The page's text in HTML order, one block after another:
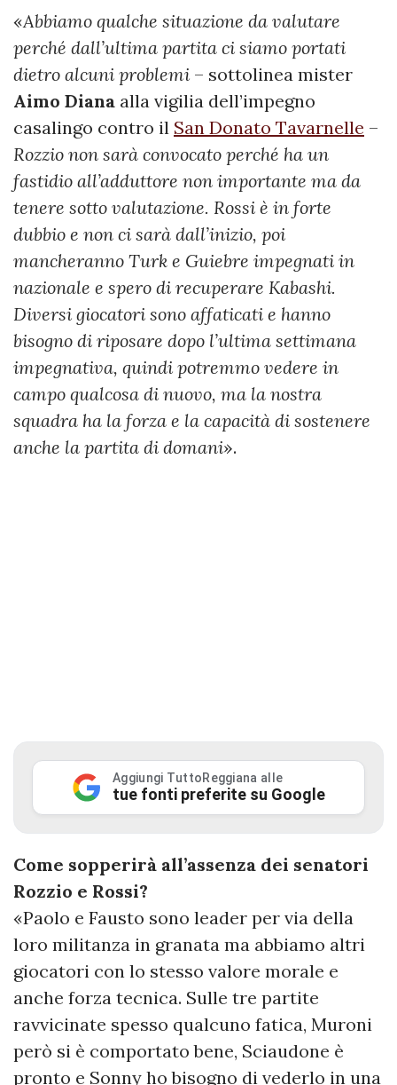
«Abbiamo qualche situazione da valutare
perché dall’ultima partita ci siamo portati
dietro alcuni problemi – sottolinea mister
Aimo Diana alla vigilia dell’impegno
casalingo contro il San Donato Tavarnelle –
Rozzio non sarà convocato perché ha un
fastidio all’adduttore non importante ma da
tenere sotto valutazione. Rossi è in forte
dubbio e non ci sarà dall’inizio, poi
mancheranno Turk e Guiebre impegnati in
nazionale e spero di recuperare Kabashi.
Diversi giocatori sono affaticati e hanno
bisogno di riposare dopo l’ultima settimana
impegnativa, quindi potremmo vedere in
campo qualcosa di nuovo, ma la nostra
squadra ha la forza e la capacità di sostenere
anche la partita di domani».
Aggiungi TuttoReggiana alle
tue fonti preferite su Google
Come sopperirà all’assenza dei senatori
Rozzio e Rossi?
«Paolo e Fausto sono leader per via della
loro militanza in granata ma abbiamo altri
giocatori con lo stesso valore morale e
anche forza tecnica. Sulle tre partite
ravvicinate spesso qualcuno fatica, Muroni
però si è comportato bene, Sciaudone è
pronto e Sonny ho bisogno di vederlo in una